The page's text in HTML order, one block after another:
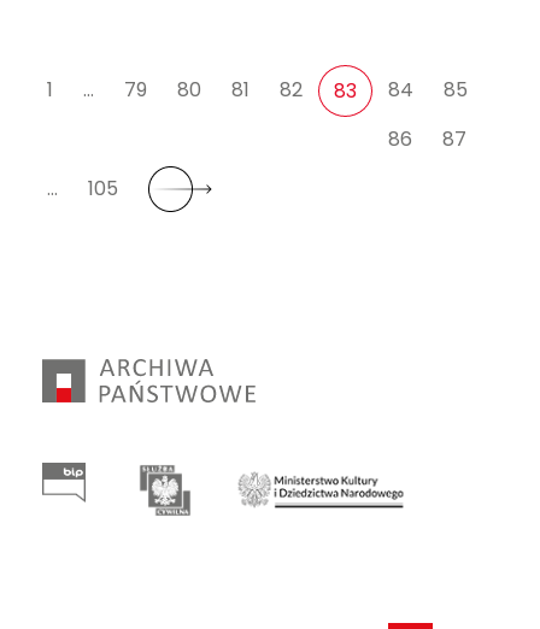
1 … 79 80 81 82 83 84
85
86
87
…
105